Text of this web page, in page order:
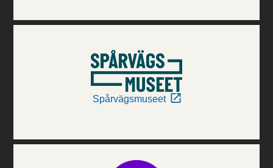
Spårvägsmuseet